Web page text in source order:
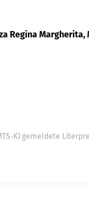
Regina Margherita,
K) gemeldete